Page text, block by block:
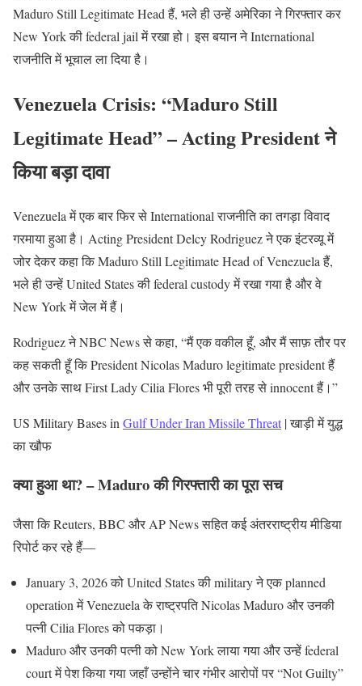
Maduro Still Legitimate Head हैं, भले ही उन्हें अमेरिका ने गिरफ्तार कर
New York की federal jail में रखा हो। इस बयान ने International
राजनीति में भूचाल ला दिया है।
Venezuela Crisis: “Maduro Still
Legitimate Head” – Acting President ने
किया बड़ा दावा
Venezuela में एक बार फिर से International राजनीति का तगड़ा विवाद
गरमाया हुआ है। Acting President Delcy Rodriguez ने एक इंटरव्यू में
जोर देकर कहा कि Maduro Still Legitimate Head of Venezuela हैं,
भले ही उन्हें United States की federal custody में रखा गया है और वे
New York में जेल में हैं।
Rodriguez ने NBC News से कहा, “मैं एक वकील हूँ, और मैं साफ़ तौर पर
कह सकती हूँ कि President Nicolas Maduro legitimate president हैं
और उनके साथ First Lady Cilia Flores भी पूरी तरह से innocent हैं।”
US Military Bases in Gulf Under Iran Missile Threat | खाड़ी में युद्ध
का खौफ
क्या हुआ था? – Maduro की गिरफ्तारी का पूरा सच
जैसा कि Reuters, BBC और AP News सहित कई अंतरराष्ट्रीय मीडिया
रिपोर्ट कर रहे हैं—
January 3, 2026 को United States की military ने एक planned
operation में Venezuela के राष्ट्रपति Nicolas Maduro और उनकी
पत्नी Cilia Flores को पकड़ा।
Maduro और उनकी पत्नी को New York लाया गया और उन्हें federal
court में पेश किया गया जहाँ उन्होंने चार गंभीर आरोपों पर “Not Guilty”